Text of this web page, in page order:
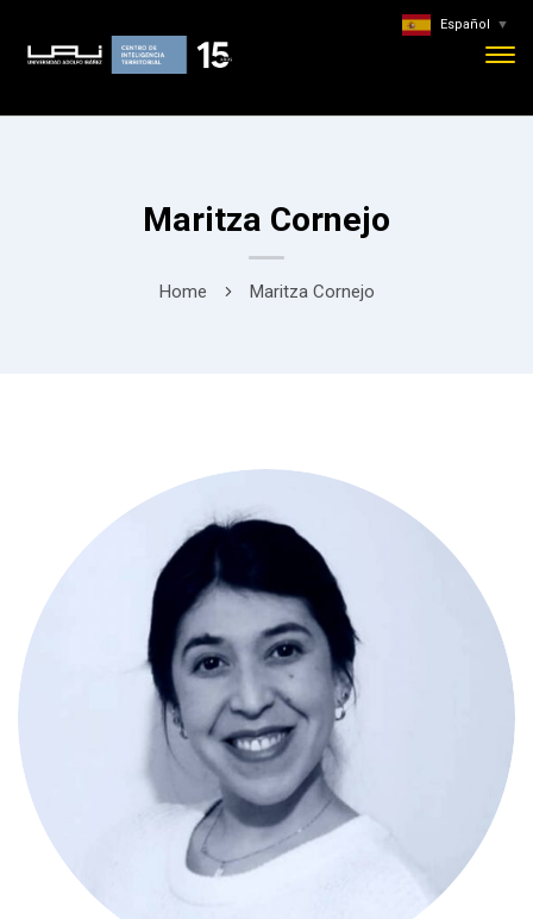
Maritza Cornejo
Home Maritza Cornejo
Español ▼